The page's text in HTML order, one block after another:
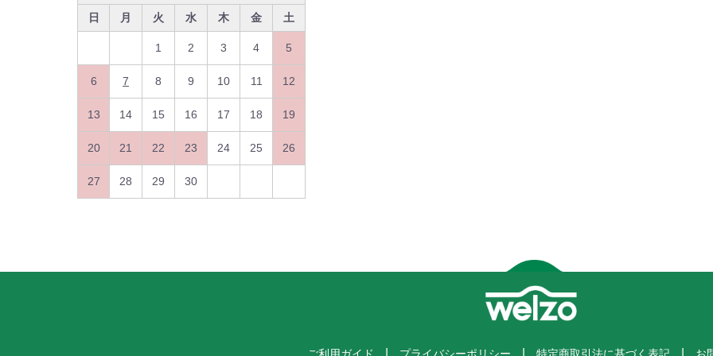
日 月 火 水 木 金 土
1 2 3 4 5
6 7 8 9 10 11 12
13 14 15 16 17 18 19
20 21 22 23 24 25 26
27 28 29 30